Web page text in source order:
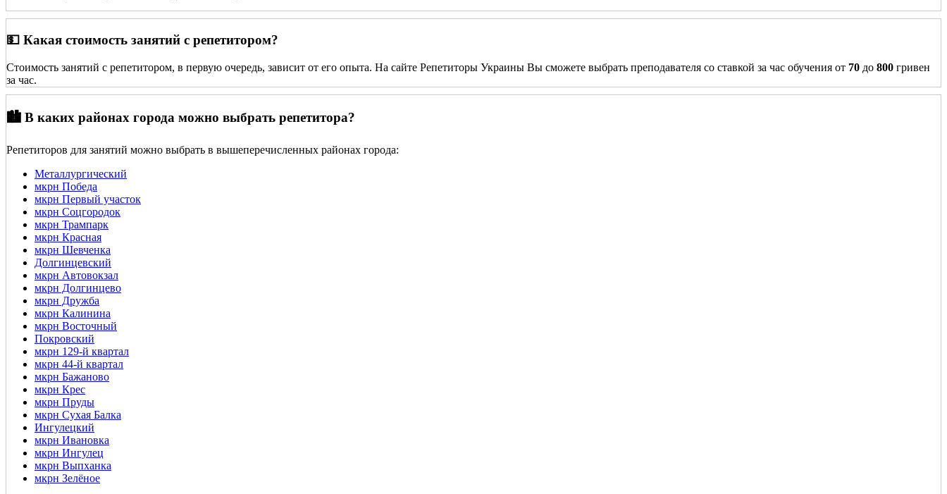
💵 Какая стоимость занятий с репетитором?
Стоимость занятий с репетитором, в первую очередь, зависит от его опыта. На сайте Репетиторы Украины Вы сможете выбрать преподавателя со ставкой за час обучения от 70 до 800 гривен
за час.
🏙️ В каких районах города можно выбрать репетитора?
Репетиторов для занятий можно выбрать в вышеперечисленных районах города:
Металлургический
мкрн Победа
мкрн Первый участок
мкрн Соцгородок
мкрн Трампарк
мкрн Красная
мкрн Шевченка
Долгинцевский
мкрн Автовокзал
мкрн Долгинцево
мкрн Дружба
мкрн Калинина
мкрн Восточный
Покровский
мкрн 129-й квартал
мкрн 44-й квартал
мкрн Бажаново
мкрн Крес
мкрн Пруды
мкрн Сухая Балка
Ингулецкий
мкрн Ивановка
мкрн Ингулец
мкрн Выпханка
мкрн Зелёное